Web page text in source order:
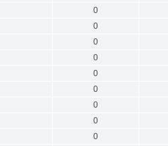
0
0
0
0
0
0
0
0
0